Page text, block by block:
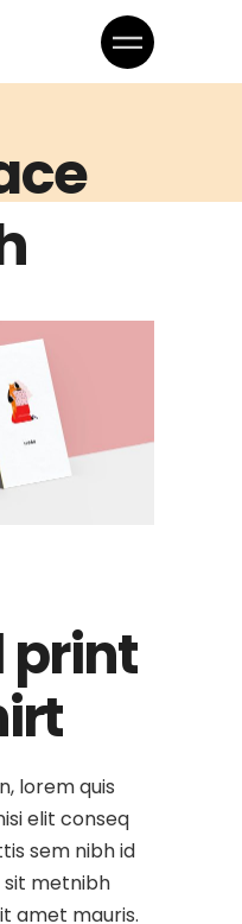
print
lorem quis
elit conseq
sem nibh id
sit metnibh
amet mauris.